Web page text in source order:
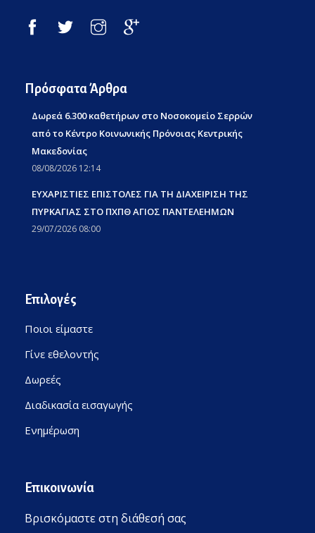
Πρόσφατα Άρθρα
Δωρεά 6.300 καθετήρων στο Νοσοκομείο Σερρών
από το Κέντρο Κοινωνικής Πρόνοιας Κεντρικής
Μακεδονίας
08/08/2026 12:14
ΕΥΧΑΡΙΣΤΙΕΣ ΕΠΙΣΤΟΛΕΣ ΓΙΑ ΤΗ ΔΙΑΧΕΙΡΙΣΗ ΤΗΣ
ΠΥΡΚΑΓΙΑΣ ΣΤΟ ΠΧΠΘ ΑΓΙΟΣ ΠΑΝΤΕΛΕΗΜΩΝ
29/07/2026 08:00
Επιλογές
Ποιοι είμαστε
Γίνε εθελοντής
Δωρεές
Διαδικασία εισαγωγής
Ενημέρωση
Επικοινωνία
Βρισκόμαστε στη διάθεσή σας